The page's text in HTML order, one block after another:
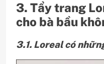
3. Tẩy trang
cho bà bầu
3.1. Loreal có